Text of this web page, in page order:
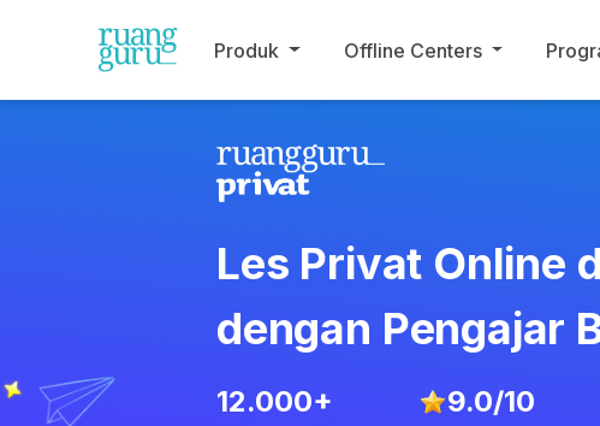
Produk Offline Centers
Les Privat Online
dengan Pengajar
12.000+ 9.0/10